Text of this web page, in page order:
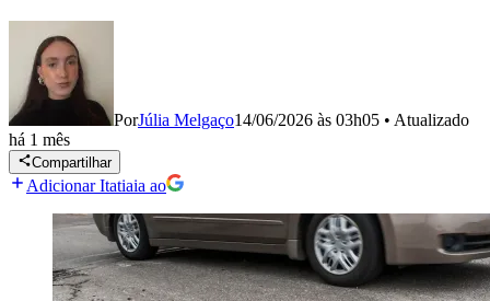
PorJúlia Melgaço14/06/2026 às 03h05 • Atualizado
há 1 mês
Compartilhar
Adicionar Itatiaia ao